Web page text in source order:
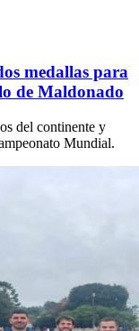
medallas para
de Maldonado
del continente y
Mundial.